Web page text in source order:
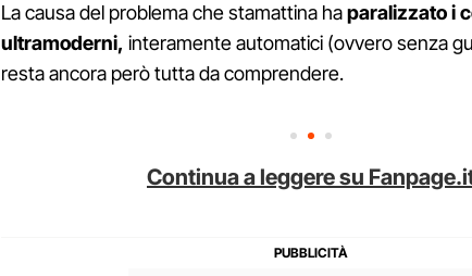
La causa del problema che stamattina haparalizzato i
ultramoderni, interamente automatici (ovvero senza
resta ancora però tutta da comprendere.
Continua a leggere su